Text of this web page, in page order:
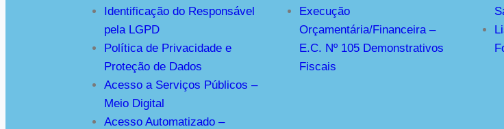
Identificação do Responsável
pela LGPD
Política de Privacidade e
Proteção de Dados
Acesso a Serviços Públicos –
Meio Digital
Acesso Automatizado –
Execução
Orçamentária/Financeira –
E.C. Nº 105 Demonstrativos
Fiscais